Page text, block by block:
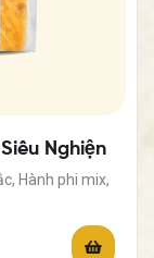
Nghiện
Hành phi mix,